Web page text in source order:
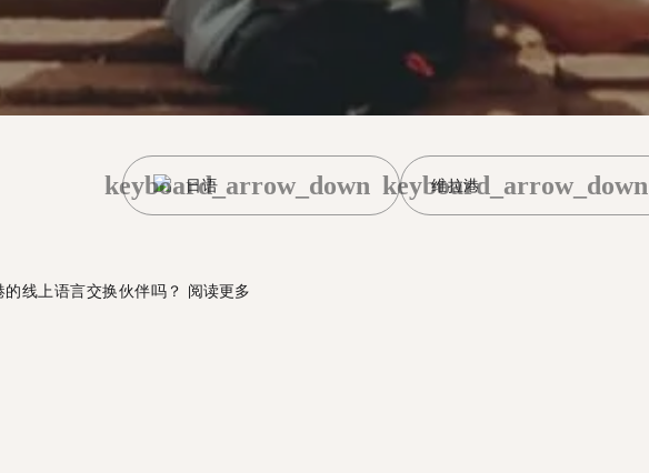
日语
keyboard_arrow_down 维拉港
keyboard_arrow_down
线上语言交换伙伴吗？ 阅读更多